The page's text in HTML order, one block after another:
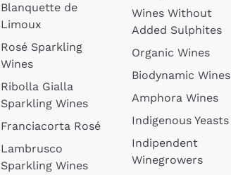
Blanquette de
Limoux
Rosé Sparkling
Wines
Ribolla Gialla
Sparkling Wines
Franciacorta Rosé
Lambrusco
Sparkling Wines
Wines Without
Added Sulphites
Organic Wines
Biodynamic Wines
Amphora Wines
Indigenous Yeasts
Indipendent
Winegrowers